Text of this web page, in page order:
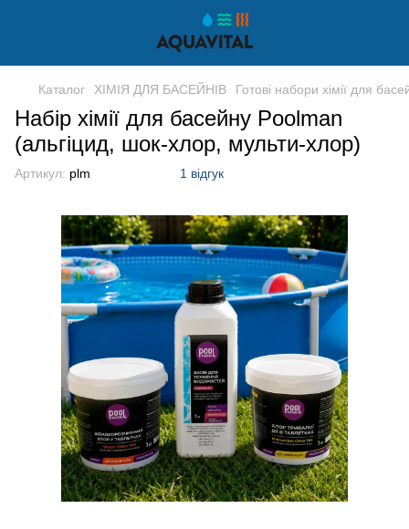
Каталог ХІМІЯ ДЛЯ БАСЕЙНІВ Готові набори хімії для
Набір хімії для басейну Poolman
(альгіцид, шок-хлор, мульти-хлор)
Артикул: plm 1 відгук